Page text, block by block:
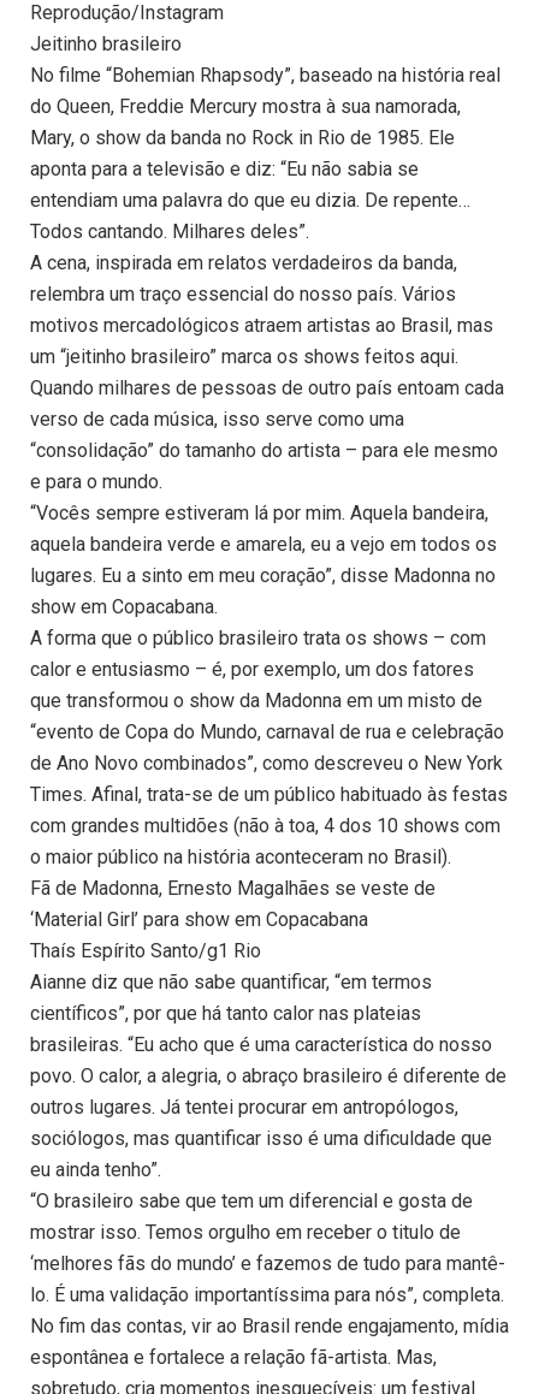
Reprodução/Instagram
Jeitinho brasileiro
No filme “Bohemian Rhapsody”, baseado na história real
do Queen, Freddie Mercury mostra à sua namorada,
Mary, o show da banda no Rock in Rio de 1985. Ele
aponta para a televisão e diz: “Eu não sabia se
entendiam uma palavra do que eu dizia. De repente…
Todos cantando. Milhares deles”.
A cena, inspirada em relatos verdadeiros da banda,
relembra um traço essencial do nosso país. Vários
motivos mercadológicos atraem artistas ao Brasil, mas
um “jeitinho brasileiro” marca os shows feitos aqui.
Quando milhares de pessoas de outro país entoam cada
verso de cada música, isso serve como uma
“consolidação” do tamanho do artista – para ele mesmo
e para o mundo.
“Vocês sempre estiveram lá por mim. Aquela bandeira,
aquela bandeira verde e amarela, eu a vejo em todos os
lugares. Eu a sinto em meu coração”, disse Madonna no
show em Copacabana.
A forma que o público brasileiro trata os shows – com
calor e entusiasmo – é, por exemplo, um dos fatores
que transformou o show da Madonna em um misto de
“evento de Copa do Mundo, carnaval de rua e celebração
de Ano Novo combinados”, como descreveu o New York
Times. Afinal, trata-se de um público habituado às festas
com grandes multidões (não à toa, 4 dos 10 shows com
o maior público na história aconteceram no Brasil).
Fã de Madonna, Ernesto Magalhães se veste de
‘Material Girl’ para show em Copacabana
Thaís Espírito Santo/g1 Rio
Aianne diz que não sabe quantificar, “em termos
científicos”, por que há tanto calor nas plateias
brasileiras. “Eu acho que é uma característica do nosso
povo. O calor, a alegria, o abraço brasileiro é diferente de
outros lugares. Já tentei procurar em antropólogos,
sociólogos, mas quantificar isso é uma dificuldade que
eu ainda tenho”.
“O brasileiro sabe que tem um diferencial e gosta de
mostrar isso. Temos orgulho em receber o titulo de
‘melhores fãs do mundo’ e fazemos de tudo para mantê-
lo. É uma validação importantíssima para nós”, completa.
No fim das contas, vir ao Brasil rende engajamento, mídia
espontânea e fortalece a relação fã-artista. Mas,
sobretudo, cria momentos inesquecíveis: um festival